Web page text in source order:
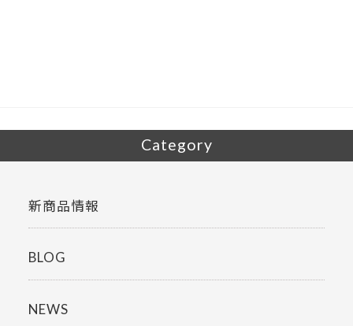
Category
新商品情報
BLOG
NEWS